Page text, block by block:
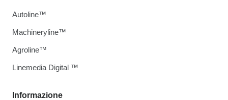
Informazione
Autoline™
Machineryline™
Agroline™
Linemedia Digital ™